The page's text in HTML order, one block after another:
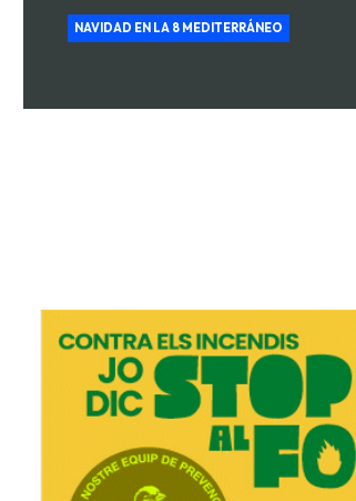
NAVIDAD EN LA 8 MEDITERRÁNEO